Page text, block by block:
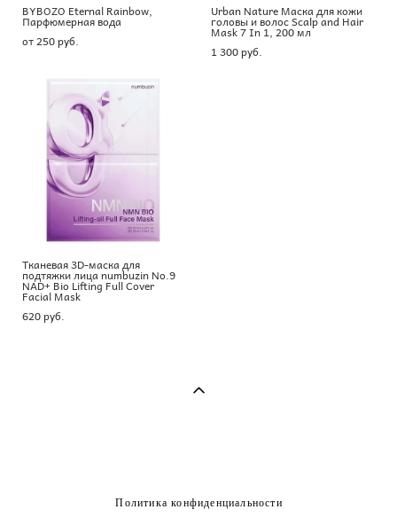
BYBOZO Eternal Rainbow,
Парфюмерная вода
от 250 pуб.
Urban Nature Маска для кожи
головы и волос Scalp and Hair
Mask 7 In 1, 200 мл
1 300 pуб.
Тканевая 3D-маска для
подтяжки лица numbuzin No.9
NAD+ Bio Lifting Full Cover
Facial Mask
620 pуб.
Политика конфиденциальности